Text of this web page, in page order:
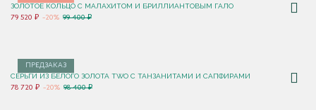
ЗОЛОТОЕ КОЛЬЦО С МАЛАХИТОМ И БРИЛЛИАНТОВЫМ ГАЛО
79 520 ₽ -20% 99 400 ₽
ПРЕДЗАКАЗ
СЕРЬГИ ИЗ БЕЛОГО ЗОЛОТА TWO С ТАНЗАНИТАМИ И САПФИРАМИ
78 720 ₽ -20% 98 400 ₽